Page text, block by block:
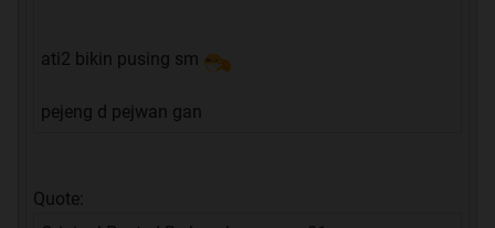
ati2 bikin pusing sm
pejeng d pejwan gan
Quote: